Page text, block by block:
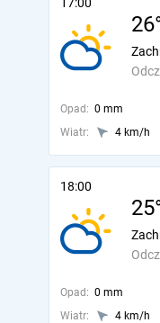
Opad: 0 mm
Wiatr:
4 km/h
18:00
Opad: 0 mm
Wiatr:
4 km/h